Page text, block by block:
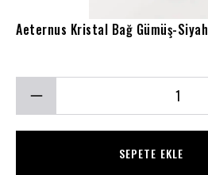
Aeternus Kristal Bağ Gümüş-Siyah
SEPETE EKLE